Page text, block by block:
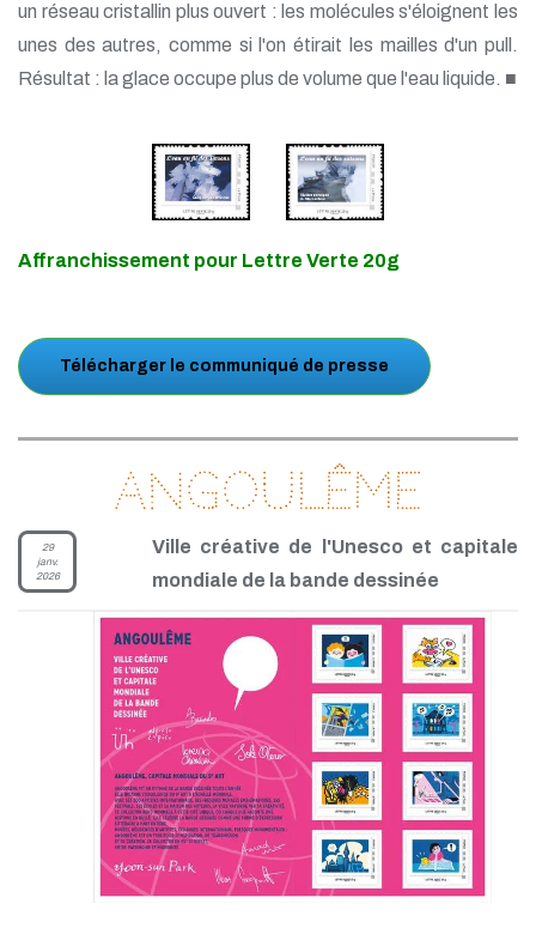
un réseau cristallin plus ouvert : les molécules s'éloignent les
unes des autres, comme si l'on étirait les mailles d'un pull.
Résultat : la glace occupe plus de volume que l'eau liquide. ■
Affranchissement pour Lettre Verte 20g
Télécharger le communiqué de presse
Angoulême
29
janv.
2026
Ville créative de l'Unesco et capitale
mondiale de la bande dessinée